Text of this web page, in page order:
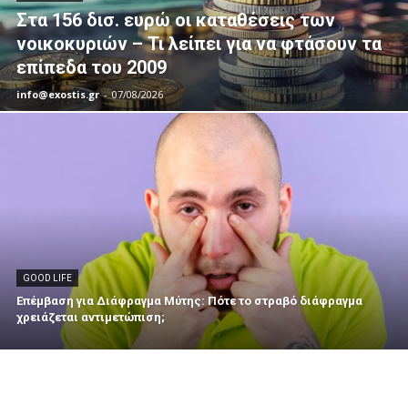
Στα 156 δισ. ευρώ οι καταθέσεις των
νοικοκυριών – Τι λείπει για να φτάσουν τα
επίπεδα του 2009
info@exostis.gr - 07/08/2026
GOOD LIFE
Επέμβαση για Διάφραγμα Μύτης: Πότε το στραβό διάφραγμα
χρειάζεται αντιμετώπιση;